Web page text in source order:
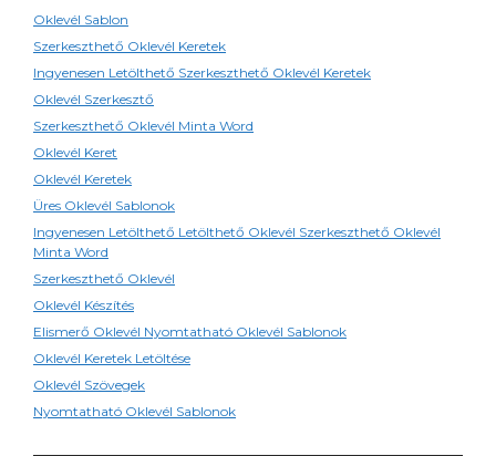
Oklevél Sablon
Szerkeszthető Oklevél Keretek
Ingyenesen Letölthető Szerkeszthető Oklevél Keretek
Oklevél Szerkesztő
Szerkeszthető Oklevél Minta Word
Oklevél Keret
Oklevél Keretek
Üres Oklevél Sablonok
Ingyenesen Letölthető Letölthető Oklevél Szerkeszthető Oklevél
Minta Word
Szerkeszthető Oklevél
Oklevél Készítés
Elismerő Oklevél Nyomtatható Oklevél Sablonok
Oklevél Keretek Letöltése
Oklevél Szövegek
Nyomtatható Oklevél Sablonok